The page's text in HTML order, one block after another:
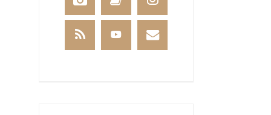
BOEKEN
BREIEN
BRUSHO